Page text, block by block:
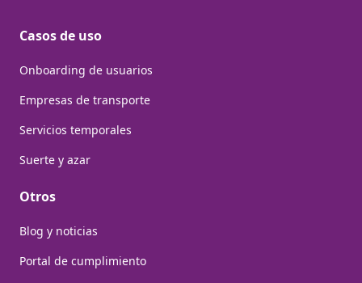
Casos de uso
Onboarding de usuarios
Empresas de transporte
Servicios temporales
Suerte y azar
Otros
Blog y noticias
Portal de cumplimiento